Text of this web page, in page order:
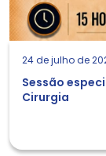
24 de julho de
Sessão
Cirurgia